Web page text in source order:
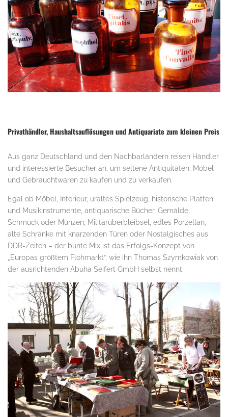
Privathändler, Haushaltsauflösungen und Antiquariate zum kleinen Preis
Aus ganz Deutschland und den Nachbarländern reisen Händler
und interessierte Besucher an, um seltene Antiquitäten, Möbel
und Gebrauchtwaren zu kaufen und zu verkaufen.
Egal ob Möbel, Interieur, uraltes Spielzeug, historische Platten
und Musikinstrumente, antiquarische Bücher, Gemälde,
Schmuck oder Münzen, Militärüberbleibsel, edles Porzellan,
alte Schränke mit knarzenden Türen oder Nostalgisches aus
DDR-Zeiten – der bunte Mix ist das Erfolgs-Konzept von
„Europas größtem Flohmarkt“, wie ihn Thomas Szymkowiak von
der ausrichtenden Abuha Seifert GmbH selbst nennt.